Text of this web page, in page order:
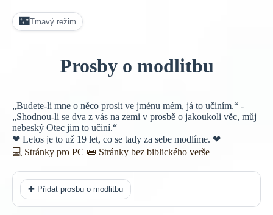
🌃Tmavý režim
Prosby o modlitbu
„Budete-li mne o něco prosit ve jménu mém, já to učiním.“ -
„Shodnou-li se dva z vás na zemi v prosbě o jakoukoli věc, můj
nebeský Otec jim to učiní.“
❤ Letos je to už 19 let, co se tady za sebe modlíme. ❤
💻 Stránky pro PC 📜 Stránky bez biblického verše
✚ Přidat prosbu o modlitbu